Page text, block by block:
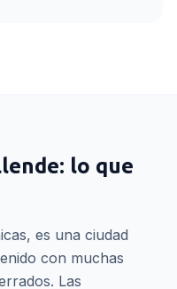
: lo que
es una ciudad
con muchas
Las